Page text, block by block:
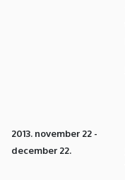
2013. november 22 -
december 22.